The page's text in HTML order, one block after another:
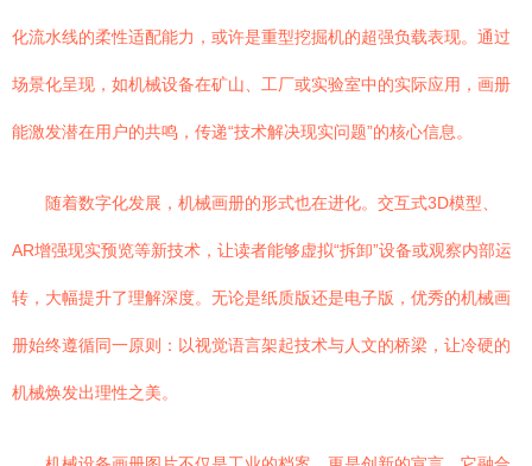
化流水线的柔性适配能力，或许是重型挖掘机的超强负载表现。通过
场景化呈现，如机械设备在矿山、工厂或实验室中的实际应用，画册
能激发潜在用户的共鸣，传递“技术解决现实问题”的核心信息。
随着数字化发展，机械画册的形式也在进化。交互式3D模型、
AR增强现实预览等新技术，让读者能够虚拟“拆卸”设备或观察内部运
转，大幅提升了理解深度。无论是纸质版还是电子版，优秀的机械画
册始终遵循同一原则：以视觉语言架起技术与人文的桥梁，让冷硬的
机械焕发出理性之美。